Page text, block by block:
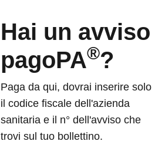
Hai un avviso
pagoPA®?
Paga da qui, dovrai inserire solo
il codice fiscale dell'azienda
sanitaria e il n° dell'avviso che
trovi sul tuo bollettino.